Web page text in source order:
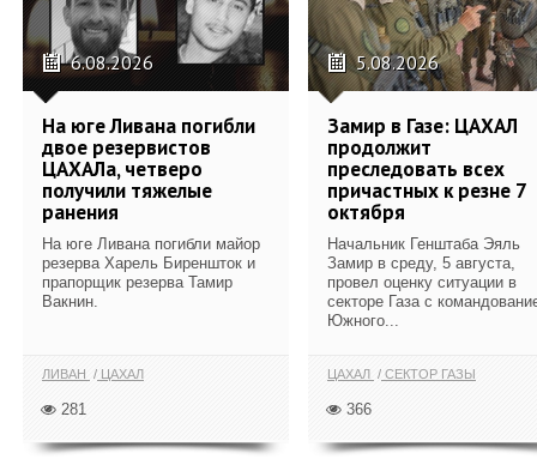
6.08.2026
На юге Ливана погибли
двое резервистов
ЦАХАЛа, четверо
получили тяжелые
ранения
На юге Ливана погибли майор
резерва Харель Биреншток и
прапорщик резерва Тамир
Вакнин.
ЛИВАН ЦАХАЛ
281
5.08.2026
Замир в Газе: ЦАХАЛ
продолжит
преследовать всех
причастных к резне 7
октября
Начальник Генштаба Эяль
Замир в среду, 5 августа,
провел оценку ситуации в
секторе Газа с
Южного...
ЦАХАЛ СЕКТОР ГАЗЫ
366